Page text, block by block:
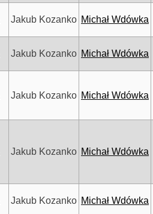
Jakub Kozanko Michał Wdówka
Jakub Kozanko Michał Wdówka
Jakub Kozanko Michał Wdówka
Jakub Kozanko Michał Wdówka
Jakub Kozanko Michał Wdówka